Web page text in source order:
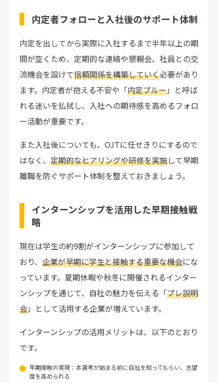
内定者フォローと入社後のサポート体制
内定を出してから実際に入社するまで半年以上の期
間が空くため、定期的な連絡や懇親会、社員との交
流機会を設けて信頼関係を構築していく必要があり
ます。内定者が抱える不安や「内定ブルー」と呼ば
れる迷いを払拭し、入社への期待感を高めるフォロ
ー活動が重要です。
また入社後についても、OJTに任せきりにするので
はなく、 定期的なヒアリングや研修を実施して早期
離職を防ぐサポート体制を整えておきましょう。
インターンシップを活用した早期接触戦
略
現在は学生の約9割がインターンシップに参加して
おり、 企業が早期に学生と接触する重要な機会にな
っています。夏期休暇や秋冬に開催されるインター
ンシップを通じて、自社の魅力を伝える「プレ説明
会」として活用する企業が増えています。
インターンシップの活用メリットは、以下のとおり
です。
早期接触の実現：本選考が始まる前に自社を知ってもらい、志望
度を高められる